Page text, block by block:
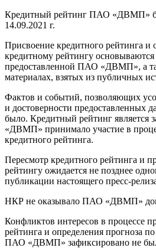
Кредитный рейтинг ПАО «ДВМП»
14.09.2021 г.
Присвоение кредитного рейтинга и
кредитному рейтингу
предоставленной ПАО «ДВМП», а
материалах, взятых из публичных
Фактов и событий, позволяющих
и достоверности предоставленных
было. Кредитный рейтинг
«ДВМП» принимало участие в
кредитного рейтинга.
Пересмотр кредитного рейтинга и
рейтингу ожидается не позднее
публикации настоящего пресс-
НКР не оказывало ПАО «ДВМП»
Конфликтов интересов в процессе
рейтинга и определения прогноза
ПАО «ДВМП» зафиксировано не